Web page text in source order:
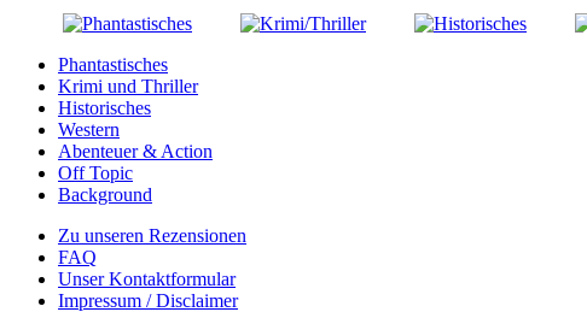
Phantastisches
Krimi und Thriller
Historisches
Western
Abenteuer & Action
Off Topic
Background
Zu unseren Rezensionen
FAQ
Unser Kontaktformular
Impressum / Disclaimer